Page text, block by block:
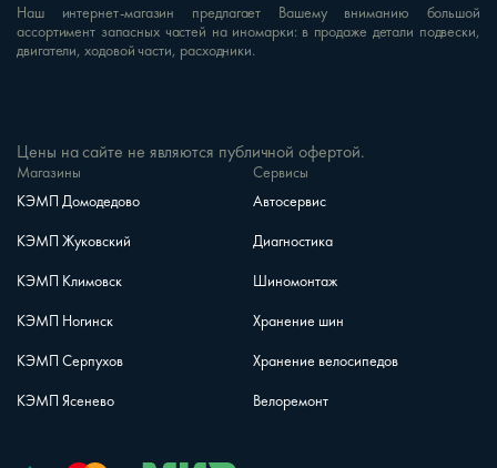
Магазины
КЭМП Домодедово
КЭМП Жуковский
КЭМП Климовск
КЭМП Ногинск
КЭМП Серпухов
КЭМП Ясенево
Сервисы
Автосервис
Диагностика
Шиномонтаж
Хранение шин
Хранение велосипедов
Велоремонт
Наш интернет-магазин предлагает Вашему вниманию большой
ассортимент запасных частей на иномарки: в продаже детали подвески,
двигатели, ходовой части, расходники.
Цены на сайте не являются публичной офертой.